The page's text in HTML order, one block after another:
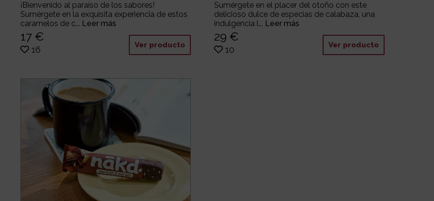
¡Bienvenido al paraíso de los sabores!
Sumérgete en la exquisita experiencia de estos
caramelos de c... Leer más
17 €
16 Ver producto
Sumérgete en el placer del otoño con este
delicioso dulce de especias de calabaza, una
indulgencia l... Leer más
29 €
10 Ver producto